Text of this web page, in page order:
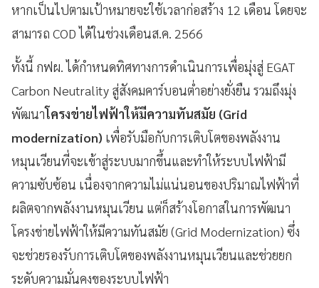
หากเป็นไปตามเป้าหมายจะใช้เวลาก่อสร้าง 12 เดือน โดยจะ
สามารถ COD ได้ในช่วงเดือนส.ค. 2566
ทั้งนี้ กฟผ. ได้กำหนดทิศทางการดำเนินการเพื่อมุ่งสู่ EGAT
Carbon Neutrality สู่สังคมคาร์บอนต่ำอย่างยั่งยืน รวมถึงมุ่ง
พัฒนาโครงข่ายไฟฟ้าให้มีความทันสมัย (Grid
modernization) เพื่อรับมือกับการเติบโตของพลังงาน
หมุนเวียนที่จะเข้าสู่ระบบมากขึ้นและทำให้ระบบไฟฟ้ามี
ความซับซ้อน เนื่องจากความไม่แน่นอนของปริมาณไฟฟ้าที่
ผลิตจากพลังงานหมุนเวียน แต่ก็สร้างโอกาสในการพัฒนา
โครงข่ายไฟฟ้าให้มีความทันสมัย (Grid Modernization) ซึ่ง
จะช่วยรองรับการเติบโตของพลังงานหมุนเวียนและช่วยยก
ระดับความมั่นคงของระบบไฟฟ้า